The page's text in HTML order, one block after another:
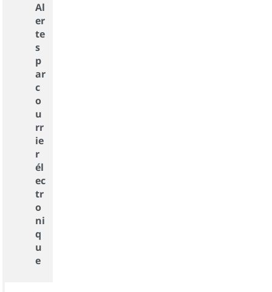
Al
er
te
s
p
ar
c
o
u
rr
ie
r
él
ec
tr
o
ni
q
u
e